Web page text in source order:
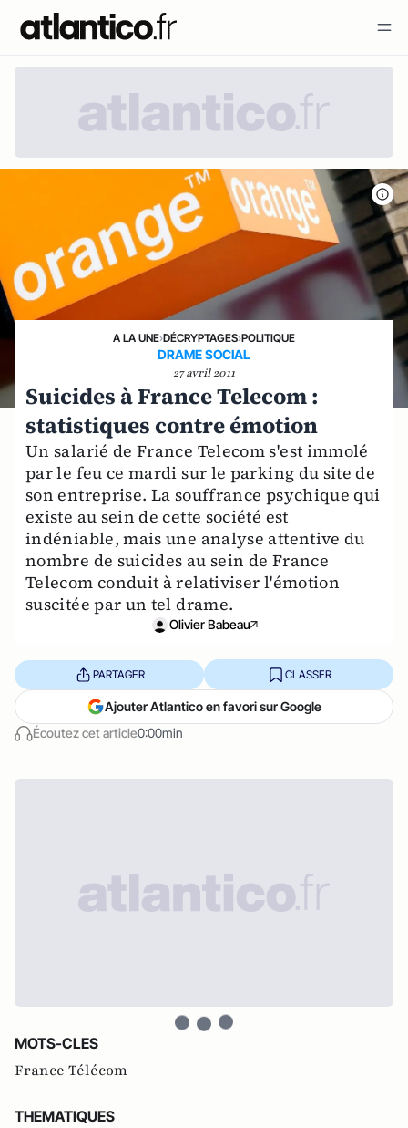
A LA UNE›DÉCRYPTAGES›POLITIQUE
DRAME SOCIAL
27 avril 2011
Suicides à France Telecom :
statistiques contre émotion
Un salarié de France Telecom s'est immolé
par le feu ce mardi sur le parking du site de
son entreprise. La souffrance psychique qui
existe au sein de cette société est
indéniable, mais une analyse attentive du
nombre de suicides au sein de France
Telecom conduit à relativiser l'émotion
suscitée par un tel drame.
Olivier Babeau
Écoutez cet article0:00min
PARTAGER CLASSER
Ajouter Atlantico en favori sur Google
MOTS-CLES
France Télécom
THEMATIQUES